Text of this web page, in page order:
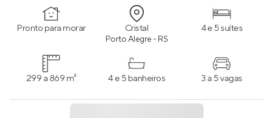
Pronto para morar Cristal
Porto Alegre - RS
4 e 5 suítes
299 a 869 m² 4 e 5 banheiros 3 a 5 vagas